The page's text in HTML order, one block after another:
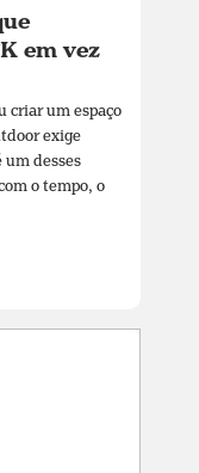
em vez
criar um espaço
exige
um desses
o tempo, o